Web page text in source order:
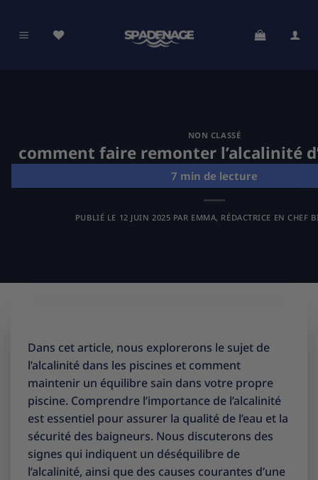
contenu
NON CLASSÉ
comment faire remonter l’alcalinité
PUBLIÉ LE 12 JUIN 2025 PAR EMMA, RÉDACTRICE EN CHEF
Dans cet article, nous explorerons le sujet de
l’alcalinité dans les piscines et comment
maintenir un équilibre sain dans votre propre
piscine. Comprendre l’importance de l’alcalinité
est essentiel pour assurer la qualité de l’eau et la
sécurité des baigneurs. Nous discuterons des
signes qui indiquent un déséquilibre de
l’alcalinité, ainsi que des causes courantes d’une